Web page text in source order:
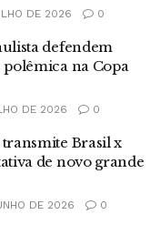
DE 2026 0
defendem
polêmica na Copa
DE 2026 0
Brasil x
de novo grande
DE 2026 0